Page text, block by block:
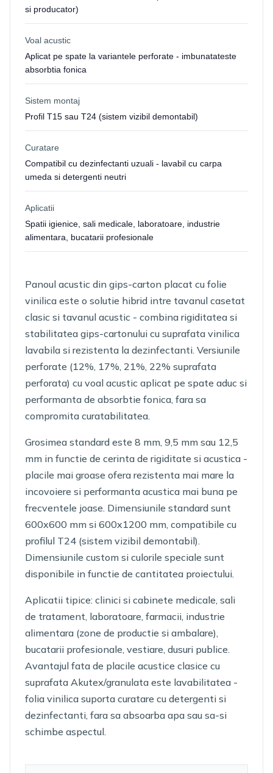
si producator)
Voal acustic
Aplicat pe spate la variantele perforate - imbunatateste
absorbtia fonica
Sistem montaj
Profil T15 sau T24 (sistem vizibil demontabil)
Curatare
Compatibil cu dezinfectanti uzuali - lavabil cu carpa
umeda si detergenti neutri
Aplicatii
Spatii igienice, sali medicale, laboratoare, industrie
alimentara, bucatarii profesionale
Panoul acustic din gips-carton placat cu folie
vinilica este o solutie hibrid intre tavanul casetat
clasic si tavanul acustic - combina rigiditatea si
stabilitatea gips-cartonului cu suprafata vinilica
lavabila si rezistenta la dezinfectanti. Versiunile
perforate (12%, 17%, 21%, 22% suprafata
perforata) cu voal acustic aplicat pe spate aduc si
performanta de absorbtie fonica, fara sa
compromita curatabilitatea.
Grosimea standard este 8 mm, 9,5 mm sau 12,5
mm in functie de cerinta de rigiditate si acustica -
placile mai groase ofera rezistenta mai mare la
incovoiere si performanta acustica mai buna pe
frecventele joase. Dimensiunile standard sunt
600x600 mm si 600x1200 mm, compatibile cu
profilul T24 (sistem vizibil demontabil).
Dimensiunile custom si culorile speciale sunt
disponibile in functie de cantitatea proiectului.
Aplicatii tipice: clinici si cabinete medicale, sali
de tratament, laboratoare, farmacii, industrie
alimentara (zone de productie si ambalare),
bucatarii profesionale, vestiare, dusuri publice.
Avantajul fata de placile acustice clasice cu
suprafata Akutex/granulata este lavabilitatea -
folia vinilica suporta curatare cu detergenti si
dezinfectanti, fara sa absoarba apa sau sa-si
schimbe aspectul.